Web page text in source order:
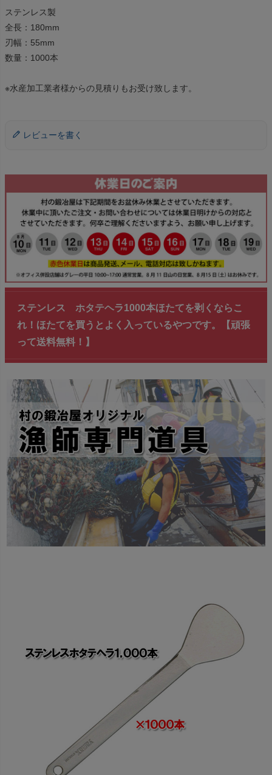
ステンレス製
全長：180mm
刃幅：55mm
数量：1000本
※水産加工業者様からの見積りもお受け致します。
レビューを書く
ステンレス ホタテヘラ1000本ほたてを剥くならこ
れ！ほたてを買うとよく入っているやつです。【頑張
って送料無料！】